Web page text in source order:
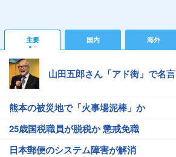
主要 国内 海外
山田五郎さん「アド街」で名言
熊本の被災地で「火事場泥棒」か
25歳国税職員が脱税か 懲戒免職
日本郵便のシステム障害が解消